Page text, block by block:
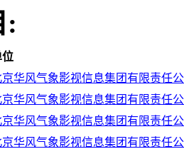
:
位
华风气象影视信息集团有限责任公
华风气象影视信息集团有限责任公
华风气象影视信息集团有限责任公
华风气象影视信息集团有限责任公